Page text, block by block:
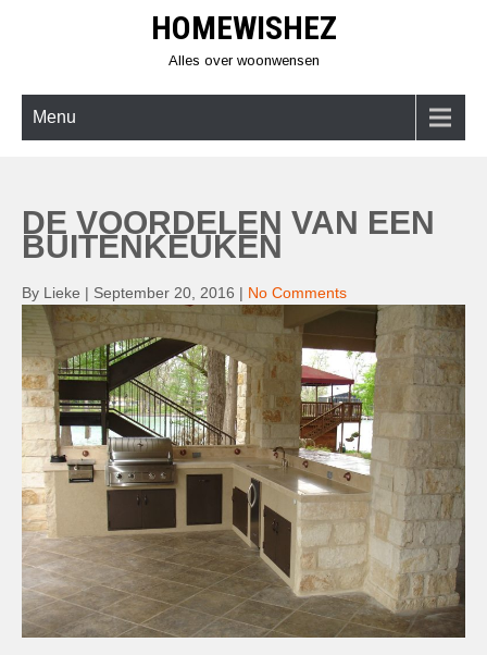
HOMEWISHEZ
Alles over woonwensen
Menu
DE VOORDELEN VAN EEN
BUITENKEUKEN
By Lieke | September 20, 2016 | No Comments